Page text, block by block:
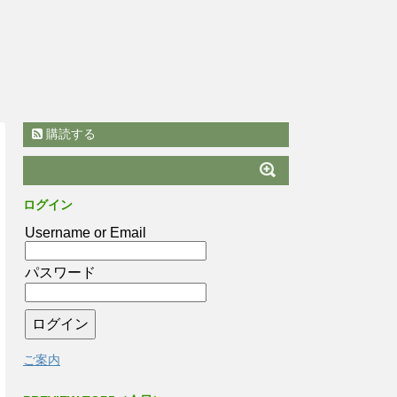
購読する
ログイン
Username or Email
パスワード
ご案内